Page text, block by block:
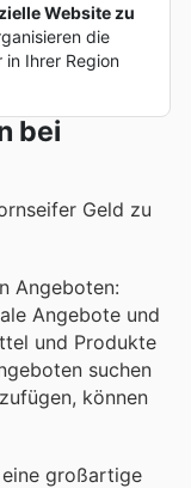
Website zu
die
Ihrer Region
bei
Geld zu
Angeboten:
Angebote und
und Produkte
suchen
können
großartige